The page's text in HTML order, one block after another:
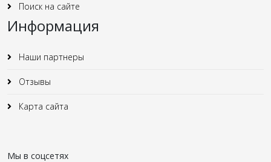
Поиск на сайте
Информация
Наши партнеры
Отзывы
Карта сайта
Мы в соцсетях